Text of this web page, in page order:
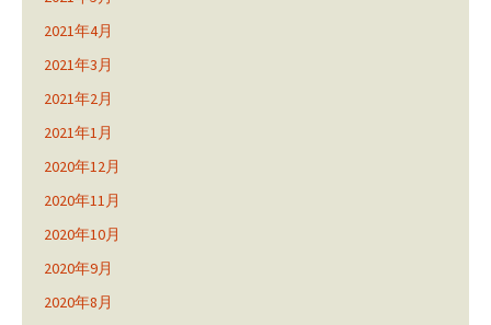
2021年4月
2021年3月
2021年2月
2021年1月
2020年12月
2020年11月
2020年10月
2020年9月
2020年8月